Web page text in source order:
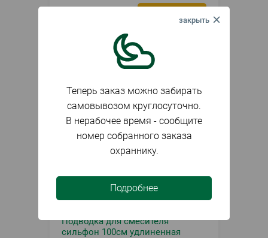
В наличии Артикул 030900
Подводка для смесителя
сильфон 100см удлиненная
Теперь заказ можно забирать
самовывозом круглосуточно.
В нерабочее время - сообщите
номер собранного заказа
охраннику.
Подробнее